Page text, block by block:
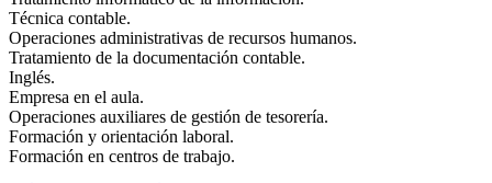
Técnica contable.
Operaciones administrativas de recursos humanos.
Tratamiento de la documentación contable.
Inglés.
Empresa en el aula.
Operaciones auxiliares de gestión de tesorería.
Formación y orientación laboral.
Formación en centros de trabajo.